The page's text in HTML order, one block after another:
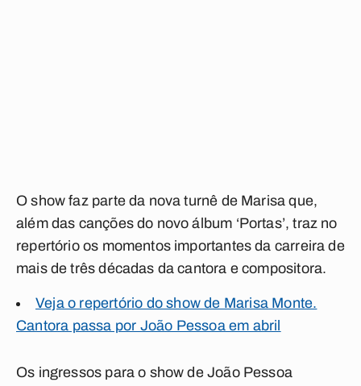
O show faz parte da nova turnê de Marisa que,
além das canções do novo álbum ‘Portas’, traz no
repertório os momentos importantes da carreira de
mais de três décadas da cantora e compositora.
Veja o repertório do show de Marisa Monte.
Cantora passa por João Pessoa em abril
Os ingressos para o show de João Pessoa